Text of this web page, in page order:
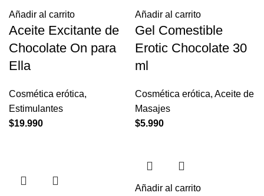
Añadir al carrito
Aceite Excitante de
Chocolate On para
Ella
Cosmética erótica,
Estimulantes
$19.990
Añadir al carrito
Gel Comestible
Erotic Chocolate 30
ml
Cosmética erótica, Aceite de
Masajes
$5.990
Añadir al carrito